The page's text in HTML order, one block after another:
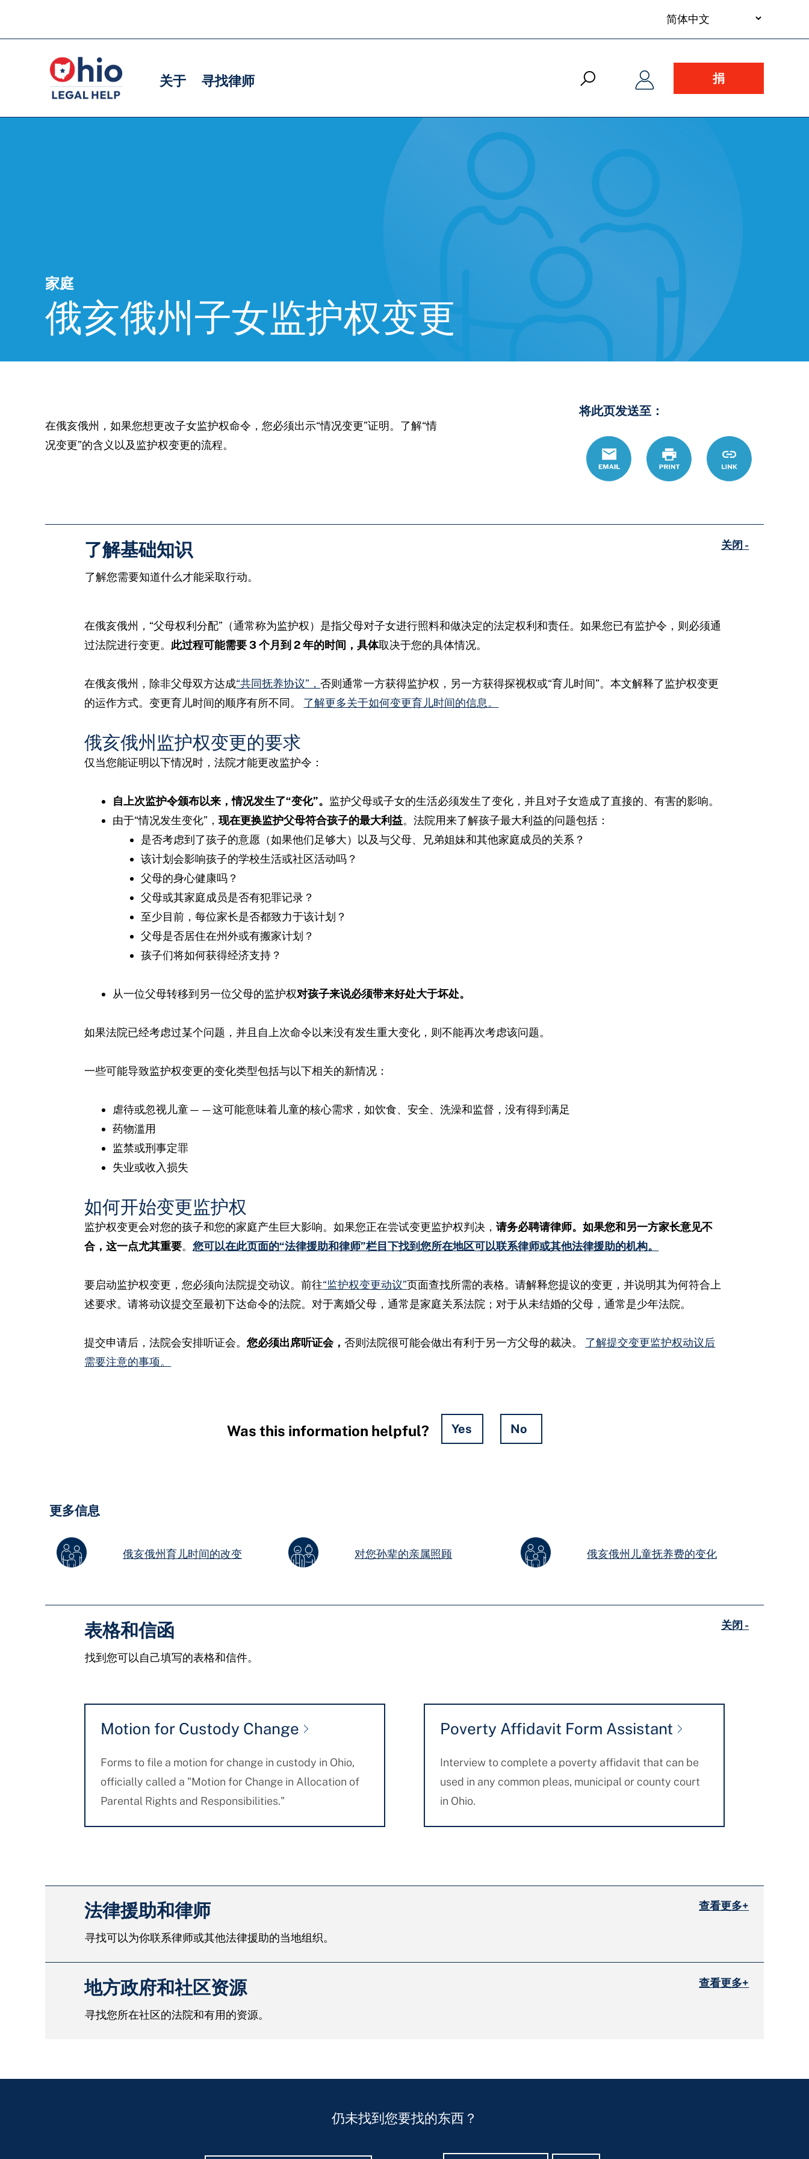
language
导
航
关于 寻找律师 捐
导
航
家庭
俄亥俄州子女监护权变更
在俄亥俄州，如果您想更改子女监护权命令，您必须出示“情况变更”证明。了解“情
况变更”的含义以及监护权变更的流程。
将此页发送至：
Email Print
https://
hans/topic/
custody
Link
了解基础知识
了解您需要知道什么才能采取行动。
关闭 -
在俄亥俄州，“父母权利分配”（通常称为监护权）是指父母对子女进行照料和做决定的法定权利和责任。如果您已有监护令，则必须通
过法院进行变更。 此过程可能需要 3 个月到 2 年的时间，具体取决于您的具体情况。
在俄亥俄州，除非父母双方达成“共同抚养协议”，否则通常一方获得监护权，另一方获得探视权或“育儿时间”。本文解释了监护权变更
的运作方式。变更育儿时间的顺序有所不同。 了解更多关于如何变更育儿时间的信息。
俄亥俄州监护权变更的要求
仅当您能证明以下情况时，法院才能更改监护令：
自上次监护令颁布以来，情况发生了“变化”。 监护父母或子女的生活必须发生了变化，并且对子女造成了直接的、有害的影响。
由于“情况发生变化”，现在更换监护父母符合孩子的最大利益。法院用来了解孩子最大利益的问题包括：
是否考虑到了孩子的意愿（如果他们足够大）以及与父母、兄弟姐妹和其他家庭成员的关系？
该计划会影响孩子的学校生活或社区活动吗？
父母的身心健康吗？
父母或其家庭成员是否有犯罪记录？
至少目前，每位家长是否都致力于该计划？
父母是否居住在州外或有搬家计划？
孩子们将如何获得经济支持？
从一位父母转移到另一位父母的监护权对孩子来说必须带来好处大于坏处。
如果法院已经考虑过某个问题，并且自上次命令以来没有发生重大变化，则不能再次考虑该问题。
一些可能导致监护权变更的变化类型包括与以下相关的新情况：
虐待或忽视儿童——这可能意味着儿童的核心需求，如饮食、安全、洗澡和监督，没有得到满足
药物滥用
监禁或刑事定罪
失业或收入损失
如何开始变更监护权
监护权变更会对您的孩子和您的家庭产生巨大影响。如果您正在尝试变更监护权判决，请务必聘请律师。如果您和另一方家长意见不
合，这一点尤其重要。您可以在此页面的“法律援助和律师”栏目下找到您所在地区可以联系律师或其他法律援助的机构。
要启动监护权变更，您必须向法院提交动议。前往“监护权变更动议”页面查找所需的表格。请解释您提议的变更，并说明其为何符合上
述要求。请将动议提交至最初下达命令的法院。对于离婚父母，通常是家庭关系法院；对于从未结婚的父母，通常是少年法院。
提交申请后，法院会安排听证会。您必须出席听证会，否则法院很可能会做出有利于另一方父母的裁决。 了解提交变更监护权动议后
需要注意的事项。
Was this information helpful? Yes No
更多信息
俄亥俄州育儿时间的改变 对您孙辈的亲属照顾 俄亥俄州儿童抚养费的变化
表格和信函
找到您可以自己填写的表格和信件。
关闭 -
Motion for Custody Change
Forms to file a motion for change in custody in Ohio,
officially called a "Motion for Change in Allocation of
Parental Rights and Responsibilities."
Poverty Affidavit Form Assistant
Interview to complete a poverty affidavit that can be
used in any common pleas, municipal or county court
in Ohio.
法律援助和律师
寻找可以为你联系律师或其他法律援助的当地组织。
查看更多+
地方政府和社区资源
寻找您所在社区的法院和有用的资源。
查看更多+
仍未找到您要找的东西？